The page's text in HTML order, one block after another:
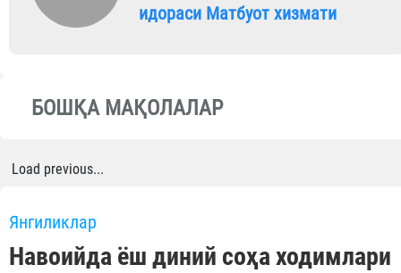
идораси Матбуот хизмати
БОШҚА МАҚОЛАЛАР
Load previous...
Янгиликлар
Навоийда ёш диний соҳа ходимлари